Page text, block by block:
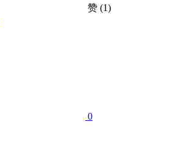
赞 (1)
0